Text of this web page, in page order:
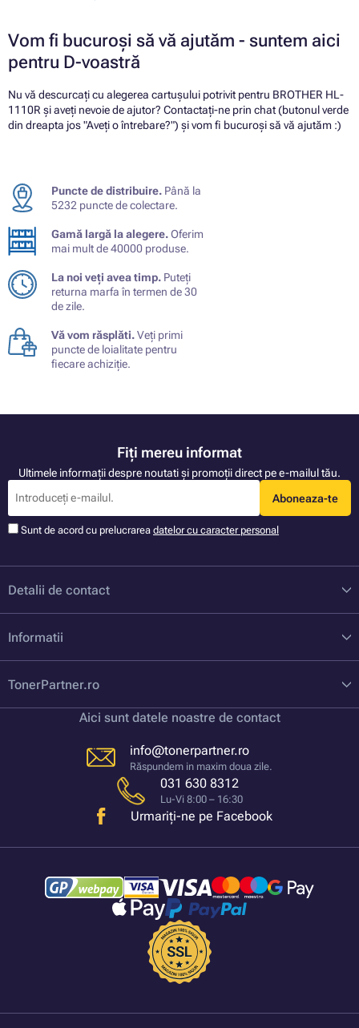
Vom fi bucuroși să vă ajutăm - suntem aici
pentru D-voastră
Nu vă descurcați cu alegerea cartușului potrivit pentru BROTHER HL-
1110R și aveți nevoie de ajutor? Contactați-ne prin chat (butonul verde
din dreapta jos "Aveți o întrebare?") și vom fi bucuroși să vă ajutăm :)
Puncte de distribuire. Până la
5232 puncte de colectare.
Gamă largă la alegere.Oferim
mai mult de 40000 produse.
La noi veți avea timp. Puteți
returna marfa în termen de 30
de zile.
Vă vom răsplăti.Veți primi
puncte de loialitate pentru
fiecare achiziție.
Fiți mereu informat
Ultimele informații despre noutati și promoții direct pe e-mailul tău.
Aboneaza-te
Sunt de acord cu prelucrarea datelor cu caracter personal
Detalii de contact
Informatii
TonerPartner.ro
Aici sunt datele noastre de contact
info@tonerpartner.ro
Răspundem in maxim doua zile.
031 630 8312
Lu-Vi 8:00 – 16:30
Urmariți-ne pe Facebook